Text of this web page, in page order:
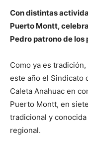
Con distintas
Puerto Montt,
Pedro patrono de los
Como ya es
este año el Sindicato
Caleta Anahuac en
Puerto Montt, en
tradicional y
regional.